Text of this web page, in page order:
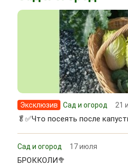
Эксклюзив Сад и огород 21
🥬✅Что посеять после
Сад и огород 17 июля
БРОККОЛИ🥦